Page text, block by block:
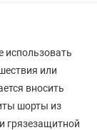
использовать
или
вносить
шорты из
грязезащитной